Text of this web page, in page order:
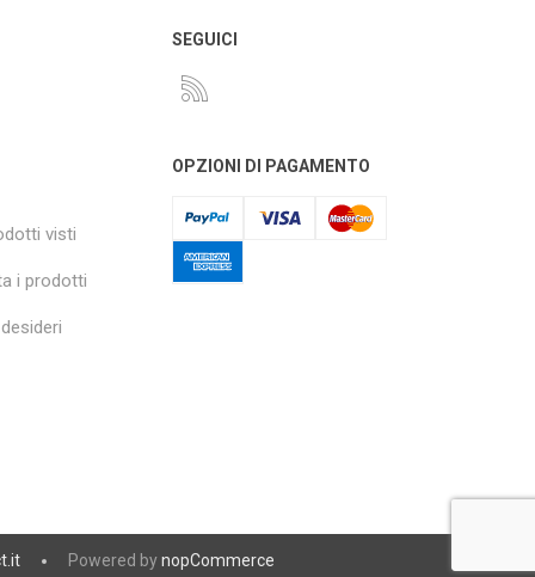
visti
i prodotti
SEGUICI
OPZIONI DI PAGAMENTO
Powered bynopCommerce